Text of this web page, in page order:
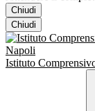
Chiudi
Chiudi
Istituto